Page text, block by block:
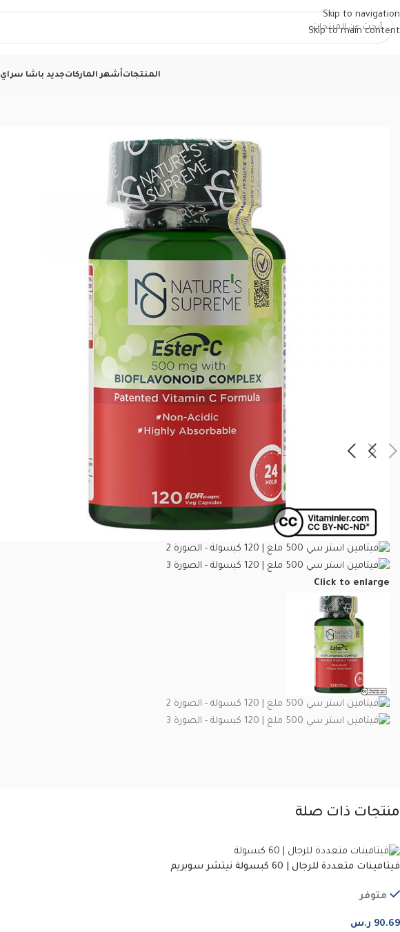
Skip to navigation
Skip to main content
المنتجاتأشهر الماركاتجديد باشا سراي
Click to enlarge
منتجات ذات صلة
فيتامينات متعددة للرجال | 60 كبسولة نيتشر سوبريم
متوفر
90.69 ر.س